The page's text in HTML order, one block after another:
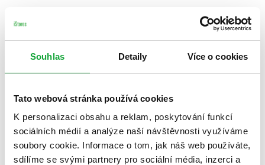
Souhlas Detaily Více o cookies
Tato webová stránka používá cookies
K personalizaci obsahu a reklam, poskytování funkcí
sociálních médií a analýze naší návštěvnosti využíváme
soubory cookie. Informace o tom, jak náš web používáte,
sdílíme se svými partnery pro sociální média, inzerci a